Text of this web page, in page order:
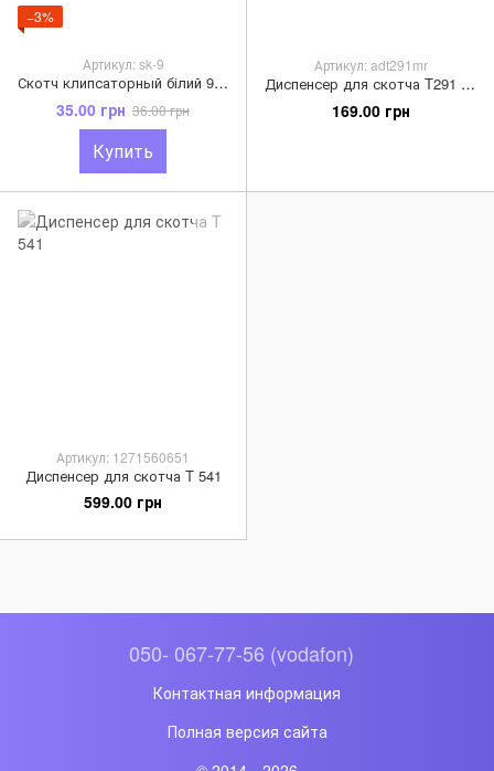
−3%
Артикул: sk-9
Скотч клипсаторный білий 9 мм
35.00 грн 36.00 грн
Купить
Артикул: adt291mr
Диспенсер для скотча T291 MR
169.00 грн
Артикул: 1271560651
Диспенсер для скотча T 541
599.00 грн
050- 067-77-56 (vodafon)
Контактная информация
Полная версия сайта